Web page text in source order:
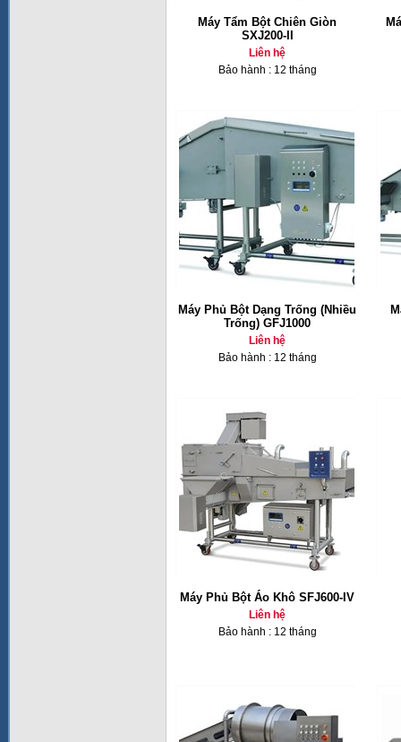
Máy Tẩm Bột Chiên Giòn
SXJ200-II
Liên hệ
Bảo hành : 12 tháng
Máy Phủ Bột Dạng Trống (Nhiều
Trống) GFJ1000
Liên hệ
Bảo hành : 12 tháng
Máy Phủ Bột Áo Khô SFJ600-IV
Liên hệ
Bảo hành : 12 tháng